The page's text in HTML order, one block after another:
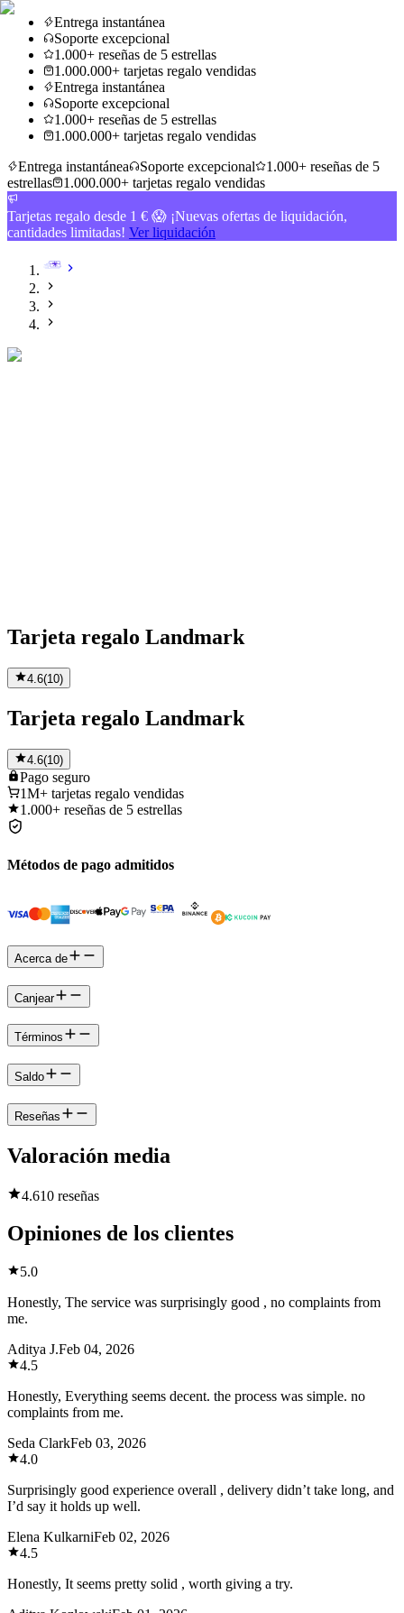
Entrega instantánea
Soporte excepcional
1.000+ reseñas de 5 estrellas
1.000.000+ tarjetas regalo vendidas
Entrega instantánea
Soporte excepcional
1.000+ reseñas de 5 estrellas
1.000.000+ tarjetas regalo vendidas
Entrega instantánea
Soporte excepcional
1.000+ reseñas de 5
estrellas
1.000.000+ tarjetas regalo vendidas
Tarjetas regalo desde 1 € 😱 ¡Nuevas ofertas de liquidación,
cantidades limitadas! Ver liquidación
Tarjeta regalo Landmark
4.6(10)
Tarjeta regalo Landmark
4.6(10)
Pago seguro
1M+ tarjetas regalo vendidas
1.000+ reseñas de 5 estrellas
Métodos de pago admitidos
Acerca de
Canjear
Términos
Saldo
Reseñas
Valoración media
4.610 reseñas
Opiniones de los clientes
5.0
Honestly, The service was surprisingly good , no complaints from
me.
Aditya J.Feb 04, 2026
4.5
Honestly, Everything seems decent. the process was simple. no
complaints from me.
Seda ClarkFeb 03, 2026
4.0
Surprisingly good experience overall , delivery didn’t take long, and
I’d say it holds up well.
Elena KulkarniFeb 02, 2026
4.5
Honestly, It seems pretty solid , worth giving a try.